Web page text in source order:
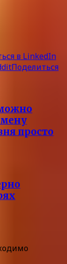
в LinkedIn
Поделиться
просто